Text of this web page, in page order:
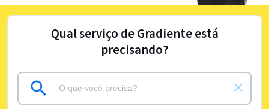
Qual serviço de Gradiente está
precisando?